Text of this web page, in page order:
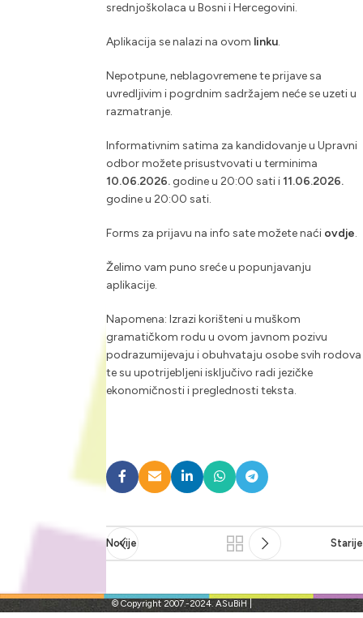
srednjoškolaca u Bosni i Hercegovini.
Aplikacija se nalazi na ovom linku.
Nepotpune, neblagovremene te prijave sa
uvredljivim i pogrdnim sadržajem neće se uzeti u
razmatranje.
Informativnim satima za kandidovanje u Upravni
odbor možete prisustvovati u terminima
10.06.2026.godine u 20:00 sati i11.06.2026.
godine u 20:00 sati.
Forms za prijavu na info sate možete naći ovdje.
Želimo vam puno sreće u popunjavanju
aplikacije.
Napomena: Izrazi korišteni u muškom
gramatičkom rodu u ovom javnom pozivu
podrazumijevaju i obuhvataju osobe svih rodova
te su upotrijebljeni isključivo radi jezičke
ekonomičnosti i preglednosti teksta.
Novije Starije
© Copyright 2007.-2024. ASuBiH |